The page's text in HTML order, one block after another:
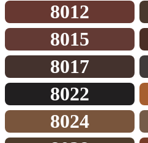
8012
8015
8017
8022
8024